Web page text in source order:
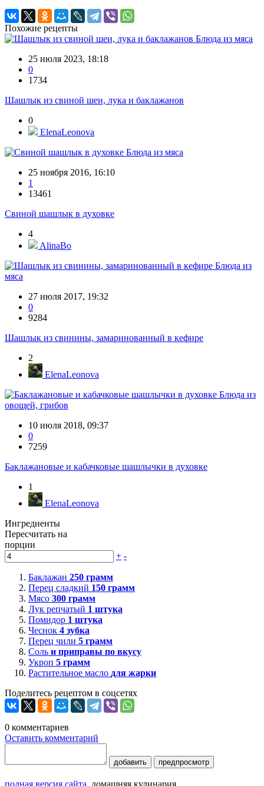
Похожие рецепты
Блюда из мяса
25 июля 2023, 18:18
0
1734
Шашлык из свиной шеи, лука и баклажанов
0
ElenaLeonova
Блюда из мяса
25 ноября 2016, 16:10
1
13461
Свиной шашлык в духовке
4
AlinaBo
Блюда из
мяса
27 июля 2017, 19:32
0
9284
Шашлык из свинины, замаринованный в кефире
2
ElenaLeonova
Блюда из
овощей, грибов
10 июля 2018, 09:37
0
7259
Баклажановые и кабачковые шашлычки в духовке
1
ElenaLeonova
Ингредиенты
Пересчитать на
порции
+ -
Баклажан 250 грамм
Перец сладкий 150 грамм
Мясо 300 грамм
Лук репчатый 1 штука
Помидор 1 штука
Чеснок 4 зубка
Перец чили 5 грамм
Соль и приправы по вкусу
Укроп 5 грамм
Растительное масло для жарки
Поделитесь рецептом в соцсетях
0 комментариев
Оставить комментарий
добавить предпросмотр